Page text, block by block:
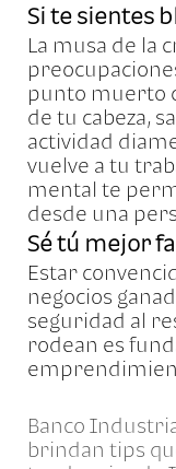
Si te sientes
La musa de la
punto muerto
de tu cabeza,
actividad
vuelve a tu
mental te
desde una
Sé tú mejor
Estar
negocios
seguridad al
rodean es
Banco
brindan tips